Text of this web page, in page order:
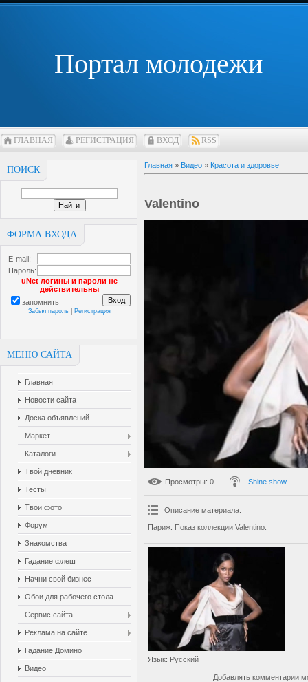
Портал молодежи
ГЛАВНАЯ РЕГИСТРАЦИЯ ВХОД RSS
ПОИСК
ФОРМА ВХОДА
E-mail:
Пароль:
uNet логины и пароли не
действительны
запомнить
Забыл пароль Регистрация
МЕНЮ САЙТА
Главная
Новости сайта
Доска объявлений
Маркет
Каталоги
Твой дневник
Тесты
Твои фото
Форум
Знакомства
Гадание флеш
Начни свой бизнес
Обои для рабочего стола
Сервис сайта
Реклама на сайте
Гадание Домино
Видео
Главная » Видео » Красота и здоровье
Valentino
Просмотры: 0 Shine show
Описание материала:
Париж. Показ коллекции Valentino.
Язык: Русский
Добавлять комментарии